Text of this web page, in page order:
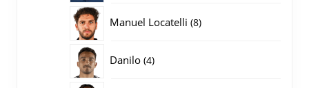
Manuel Locatelli 88
Danilo 44